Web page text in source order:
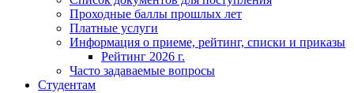
Проходные баллы прошлых лет
Платные услуги
Информация о приеме, рейтинг, списки и приказы
Рейтинг 2026 г.
Часто задаваемые вопросы
Студентам